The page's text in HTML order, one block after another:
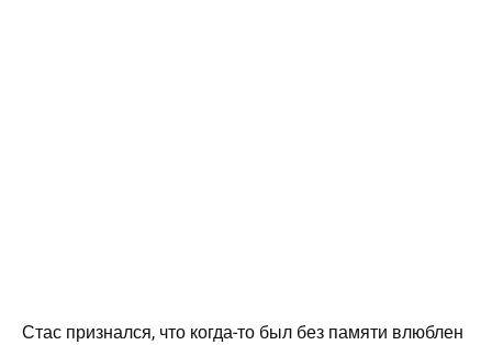
Стас признался, что когда-то был без памяти влюблен